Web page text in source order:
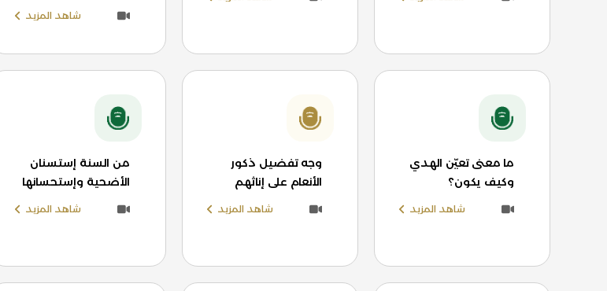
شاهد المزيد
ما معنى تعيّن الهدي
وكيف يكون؟
شاهد المزيد
وجه تفضيل ذكور
الأنعام على إناثهم
شاهد المزيد
من السنة إستسنان
الأضحية وإستحسانها
شاهد المزيد